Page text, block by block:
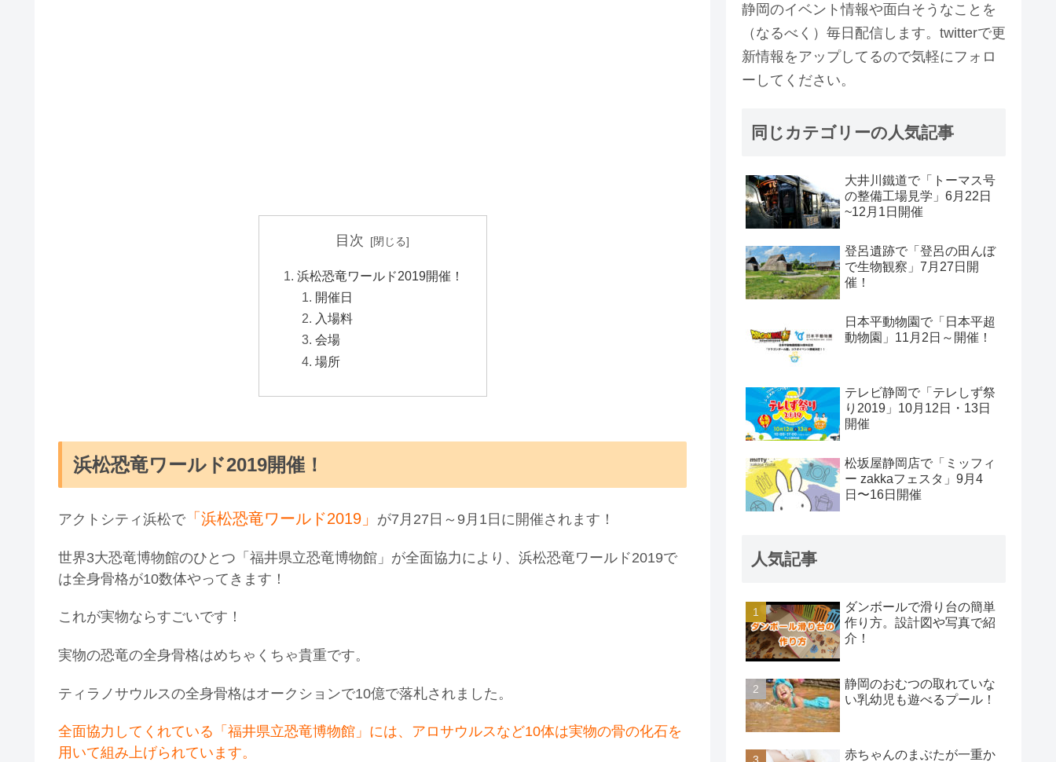
目次
浜松恐竜ワールド2019開催！
開催日
入場料
会場
場所
浜松恐竜ワールド2019開催！
アクトシティ浜松で「浜松恐竜ワールド2019」 が7月27日～9月1日に開催されます！
世界3大恐竜博物館のひとつ「福井県立恐竜博物館」が全面協力により、浜松恐竜ワールド2019で
は全身骨格が10数体やってきます！
これが実物ならすごいです！
実物の恐竜の全身骨格はめちゃくちゃ貴重です。
ティラノサウルスの全身骨格はオークションで10億で落札されました。
全面協力してくれている「福井県立恐竜博物館」には、アロサウルスなど10体は実物の骨の化石を
用いて組み上げられています。
静岡のイベント情報や面白そうなことを
（なるべく）毎日配信します。twitterで更
新情報をアップしてるので気軽にフォロ
ーしてください。
同じカテゴリーの人気記事
大井川鐵道で「トーマス号
の整備工場見学」6月22日
~12月1日開催
登呂遺跡で「登呂の田んぼ
で生物観察」7月27日開
催！
日本平動物園で「日本平超
動物園」11月2日～開催！
テレビ静岡で「テレしず祭
り2019」10月12日・13日
開催
松坂屋静岡店で「ミッフィ
ー zakkaフェスタ」9月4
日〜16日開催
人気記事
ダンボールで滑り台の簡単
作り方。設計図や写真で紹
介！
静岡のおむつの取れていな
い乳幼児も遊べるプール！
赤ちゃんのまぶたが一重か